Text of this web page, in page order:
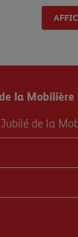
la Mobilière
de la